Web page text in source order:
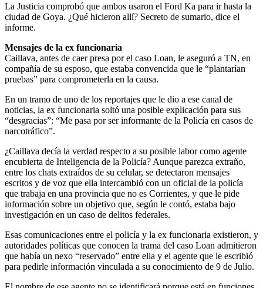
La Justicia comprobó que ambos usaron el Ford Ka para ir hasta la
ciudad de Goya. ¿Qué hicieron allí? Secreto de sumario, dice el
informe.
Mensajes de la ex funcionaria
Caillava, antes de caer presa por el caso Loan, le aseguró a TN, en
compañía de su esposo, que estaba convencida que le “plantarían
pruebas” para comprometerla en la causa.
En un tramo de uno de los reportajes que le dio a ese canal de
noticias, la ex funcionaria soltó una posible explicación para sus
“desgracias”: “Me pasa por ser informante de la Policía en casos de
narcotráfico”.
¿Caillava decía la verdad respecto a su posible labor como agente
encubierta de Inteligencia de la Policía? Aunque parezca extraño,
entre los chats extraídos de su celular, se detectaron mensajes
escritos y de voz que ella intercambió con un oficial de la policía
que trabaja en una provincia que no es Corrientes, y que le pide
información sobre un objetivo que, según le contó, estaba bajo
investigación en un caso de delitos federales.
Esas comunicaciones entre el policía y la ex funcionaria existieron, y
autoridades políticas que conocen la trama del caso Loan admitieron
que había un nexo “reservado” entre ella y el agente que le escribió
para pedirle información vinculada a su conocimiento de 9 de Julio.